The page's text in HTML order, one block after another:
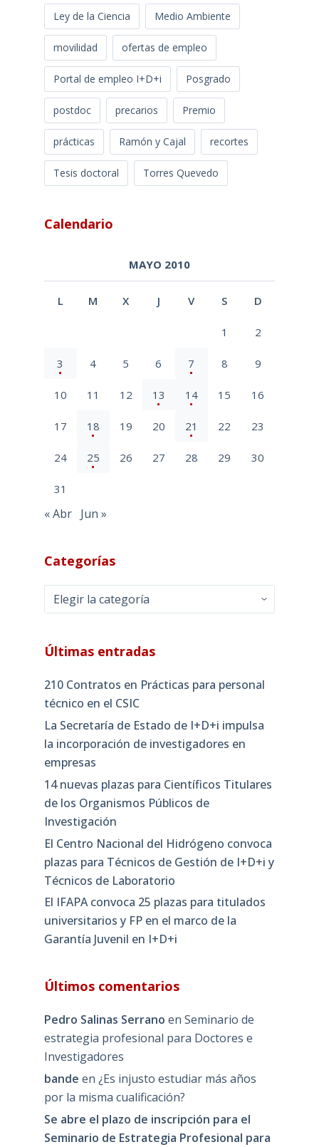
Ley de la Ciencia Medio Ambiente
movilidad ofertas de empleo
Portal de empleo I+D+i Posgrado
postdoc precarios Premio
prácticas Ramón y Cajal recortes
Tesis doctoral Torres Quevedo
Calendario
MAYO 2010
L M X J V S D
1 2
3 4 5 6 7 8 9
10 11 12 13 14 15 16
17 18 19 20 21 22 23
24 25 26 27 28 29 30
31
« Abr Jun »
Categorías
Categorías
Últimas entradas
210 Contratos en Prácticas para personal
técnico en el CSIC
La Secretaría de Estado de I+D+i impulsa
la incorporación de investigadores en
empresas
14 nuevas plazas para Científicos Titulares
de los Organismos Públicos de
Investigación
El Centro Nacional del Hidrógeno convoca
plazas para Técnicos de Gestión de I+D+i y
Técnicos de Laboratorio
El IFAPA convoca 25 plazas para titulados
universitarios y FP en el marco de la
Garantía Juvenil en I+D+i
Últimos comentarios
Pedro Salinas Serrano en Seminario de
estrategia profesional para Doctores e
Investigadores
bande en ¿Es injusto estudiar más años
por la misma cualificación?
Se abre el plazo de inscripción para el
Seminario de Estrategia Profesional para